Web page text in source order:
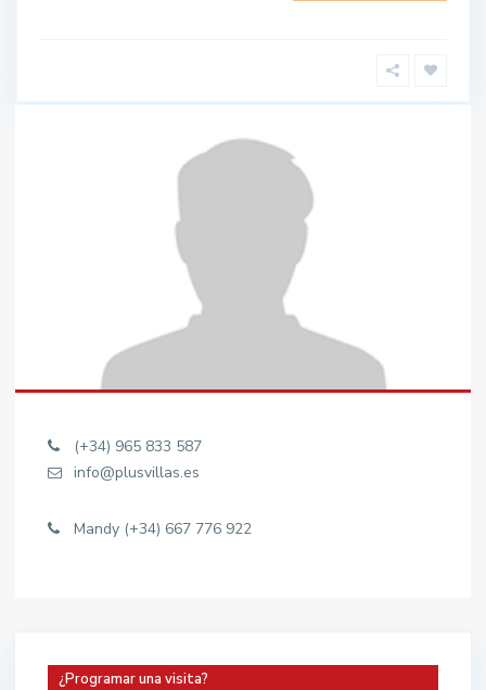
(+34) 965 833 587
info@plusvillas.es
Mandy (+34) 667 776 922
¿Programar una visita?